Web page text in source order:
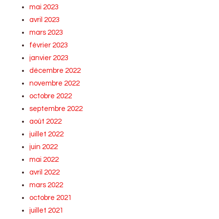
mai 2023
avril 2023
mars 2023
février 2023
janvier 2023
décembre 2022
novembre 2022
octobre 2022
septembre 2022
août 2022
juillet 2022
juin 2022
mai 2022
avril 2022
mars 2022
octobre 2021
juillet 2021